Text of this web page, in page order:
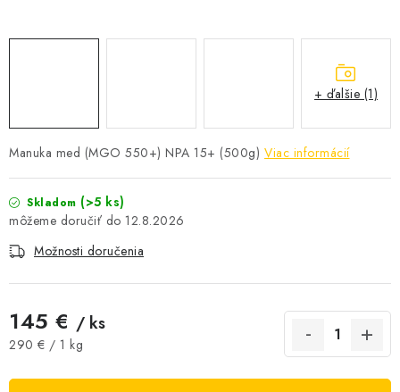
NOVINKY
ČOKOLÁDA
VÝŽIVOVÉ DOPLNKY
Kontakty
Doprava a platba
Najčastejšie otázky FAQ
Fotogaléria
Manuka med (MGO 550+) NPA 15+ (500g) Viac informácií
Skladom (>5 ks)
12.8.2026
Možnosti doručenia
145 € / ks
Jednotková cena:
290 € / 1 kg
+ ďalšie (1)